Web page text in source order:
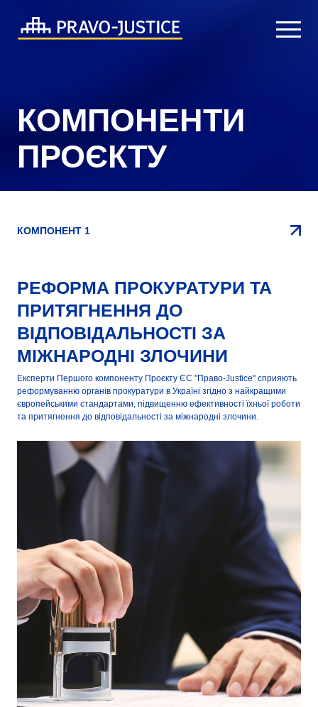
КОМПОНЕНТИ
ПРОЄКТУ
КОМПОНЕНТ 1
РЕФОРМА ПРОКУРАТУРИ ТА
ПРИТЯГНЕННЯ ДО
ВІДПОВІДАЛЬНОСТІ ЗА
МІЖНАРОДНІ ЗЛОЧИНИ
Експерти Першого компоненту Проєкту ЄС "Право-Justice" сприяють
реформуванню органів прокуратури в Україні згідно з найкращими
європейськими стандартами, підвищенню ефективності їхньої роботи
та притягнення до відповідальності за міжнародні злочини.